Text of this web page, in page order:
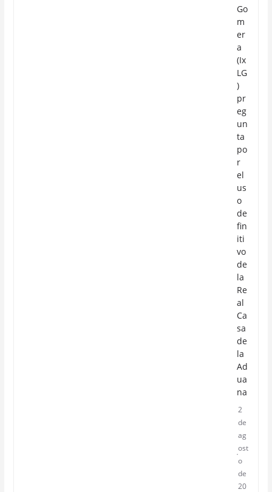
Go
m
er
a
(Ix
LG
)
pr
eg
un
ta
po
r
el
us
o
de
fin
iti
vo
de
la
Re
al
Ca
sa
de
la
Ad
ua
na
2
de
ag
ost
o
de
20